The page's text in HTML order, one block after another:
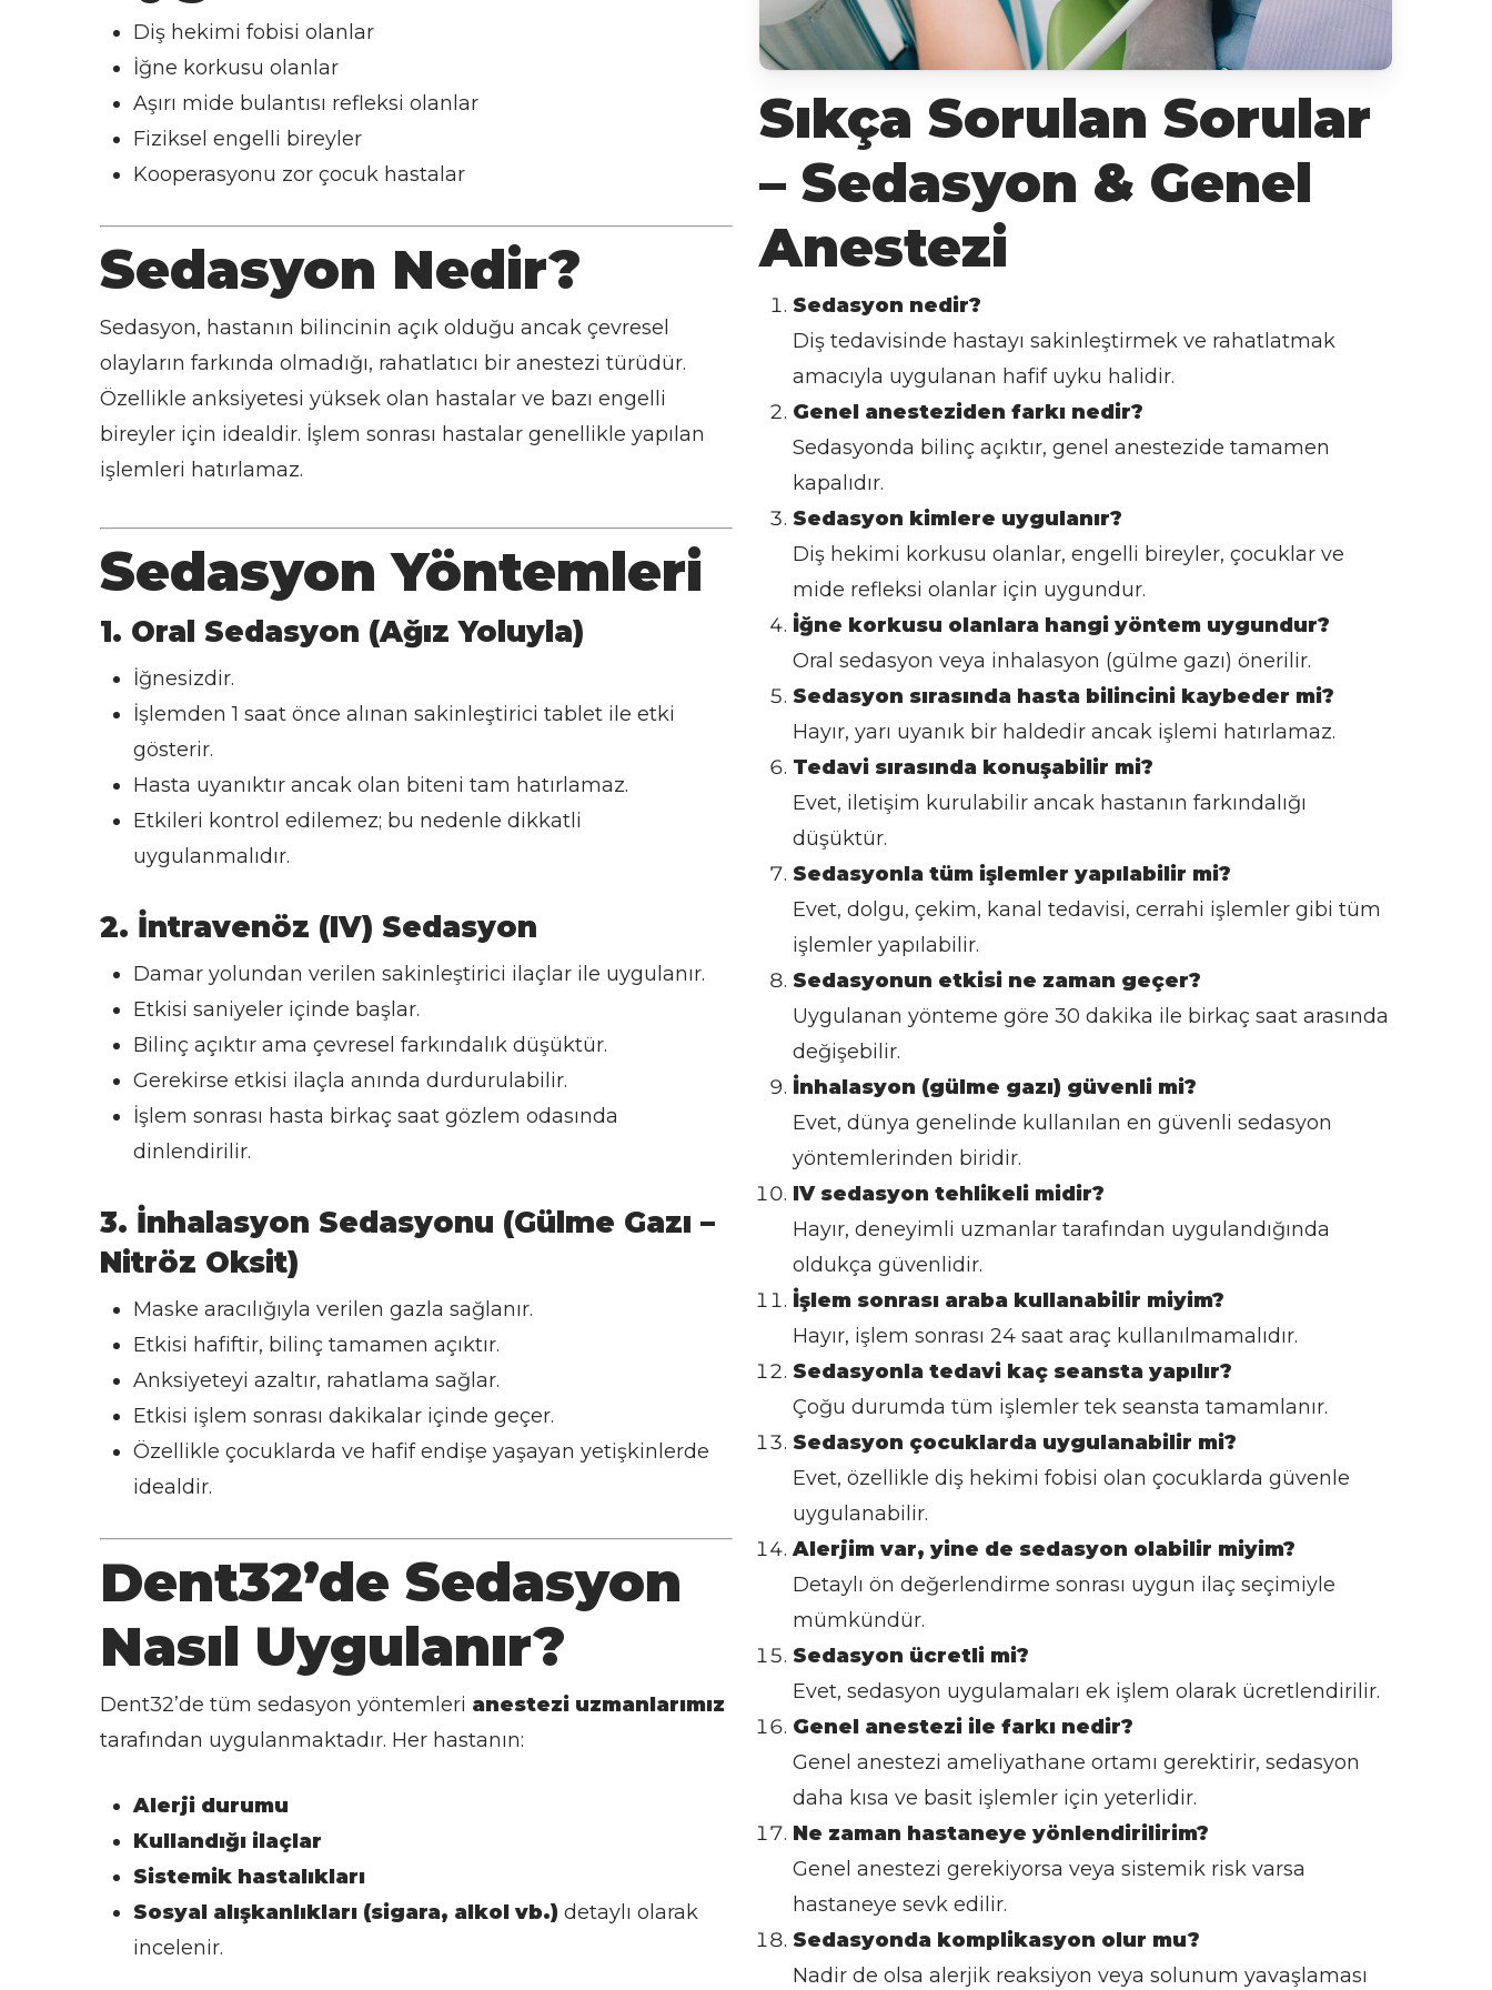
Diş hekimi fobisi olanlar
İğne korkusu olanlar
Aşırı mide bulantısı refleksi olanlar
Fiziksel engelli bireyler
Kooperasyonu zor çocuk hastalar
Sedasyon Nedir?
Sedasyon, hastanın bilincinin açık olduğu ancak çevresel
olayların farkında olmadığı, rahatlatıcı bir anestezi türüdür.
Özellikle anksiyetesi yüksek olan hastalar ve bazı engelli
bireyler için idealdir. İşlem sonrası hastalar genellikle yapılan
işlemleri hatırlamaz.
Sedasyon Yöntemleri
1. Oral Sedasyon (Ağız Yoluyla)
İğnesizdir.
İşlemden 1 saat önce alınan sakinleştirici tablet ile etki
gösterir.
Hasta uyanıktır ancak olan biteni tam hatırlamaz.
Etkileri kontrol edilemez; bu nedenle dikkatli
uygulanmalıdır.
2. İntravenöz (IV) Sedasyon
Damar yolundan verilen sakinleştirici ilaçlar ile uygulanır.
Etkisi saniyeler içinde başlar.
Bilinç açıktır ama çevresel farkındalık düşüktür.
Gerekirse etkisi ilaçla anında durdurulabilir.
İşlem sonrası hasta birkaç saat gözlem odasında
dinlendirilir.
3. İnhalasyon Sedasyonu (Gülme Gazı –
Nitröz Oksit)
Maske aracılığıyla verilen gazla sağlanır.
Etkisi hafiftir, bilinç tamamen açıktır.
Anksiyeteyi azaltır, rahatlama sağlar.
Etkisi işlem sonrası dakikalar içinde geçer.
Özellikle çocuklarda ve hafif endişe yaşayan yetişkinlerde
idealdir.
Dent32’de Sedasyon
Nasıl Uygulanır?
Dent32’de tüm sedasyon yöntemleri anestezi uzmanlarımız
tarafından uygulanmaktadır. Her hastanın:
Alerji durumu
Kullandığı ilaçlar
Sistemik hastalıkları
Sosyal alışkanlıkları (sigara, alkol vb.) detaylı olarak
incelenir.
Sıkça Sorulan Sorular
– Sedasyon & Genel
Anestezi
Sedasyon nedir?
Diş tedavisinde hastayı sakinleştirmek ve rahatlatmak
amacıyla uygulanan hafif uyku halidir.
Genel anesteziden farkı nedir?
Sedasyonda bilinç açıktır, genel anestezide tamamen
kapalıdır.
Sedasyon kimlere uygulanır?
Diş hekimi korkusu olanlar, engelli bireyler, çocuklar ve
mide refleksi olanlar için uygundur.
İğne korkusu olanlara hangi yöntem uygundur?
Oral sedasyon veya inhalasyon (gülme gazı) önerilir.
Sedasyon sırasında hasta bilincini kaybeder mi?
Hayır, yarı uyanık bir haldedir ancak işlemi hatırlamaz.
Tedavi sırasında konuşabilir mi?
Evet, iletişim kurulabilir ancak hastanın farkındalığı
düşüktür.
Sedasyonla tüm işlemler yapılabilir mi?
Evet, dolgu, çekim, kanal tedavisi, cerrahi işlemler gibi tüm
işlemler yapılabilir.
Sedasyonun etkisi ne zaman geçer?
Uygulanan yönteme göre 30 dakika ile birkaç saat arasında
değişebilir.
İnhalasyon (gülme gazı) güvenli mi?
Evet, dünya genelinde kullanılan en güvenli sedasyon
yöntemlerinden biridir.
IV sedasyon tehlikeli midir?
Hayır, deneyimli uzmanlar tarafından uygulandığında
oldukça güvenlidir.
İşlem sonrası araba kullanabilir miyim?
Hayır, işlem sonrası 24 saat araç kullanılmamalıdır.
Sedasyonla tedavi kaç seansta yapılır?
Çoğu durumda tüm işlemler tek seansta tamamlanır.
Sedasyon çocuklarda uygulanabilir mi?
Evet, özellikle diş hekimi fobisi olan çocuklarda güvenle
uygulanabilir.
Alerjim var, yine de sedasyon olabilir miyim?
Detaylı ön değerlendirme sonrası uygun ilaç seçimiyle
mümkündür.
Sedasyon ücretli mi?
Evet, sedasyon uygulamaları ek işlem olarak ücretlendirilir.
Genel anestezi ile farkı nedir?
Genel anestezi ameliyathane ortamı gerektirir, sedasyon
daha kısa ve basit işlemler için yeterlidir.
Ne zaman hastaneye yönlendirilirim?
Genel anestezi gerekiyorsa veya sistemik risk varsa
hastaneye sevk edilir.
Sedasyonda komplikasyon olur mu?
Nadir de olsa alerjik reaksiyon veya solunum yavaşlaması